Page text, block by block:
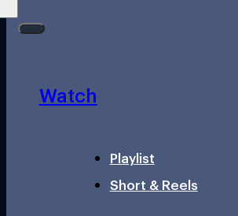
Watch
Playlist
Short & Reels